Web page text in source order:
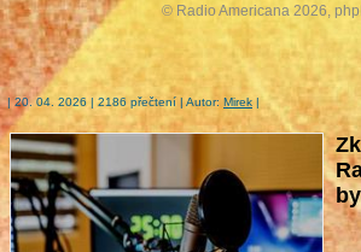
© Radio Americana 2026,
| 20. 04. 2026 | 2186 přečtení | Autor: Mirek